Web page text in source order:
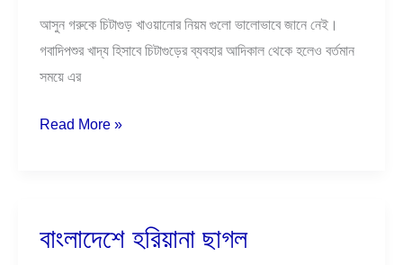
আসুন গরুকে চিটাগুড় খাওয়ানোর নিয়ম গুলো ভালোভাবে জানে নেই।
গবাদিপশুর খাদ্য হিসাবে চিটাগুড়ের ব্যবহার আদিকাল থেকে হলেও বর্তমান
সময়ে এর
Read More »
বাংলাদেশে হরিয়ানা ছাগল
বাংলাদেশে